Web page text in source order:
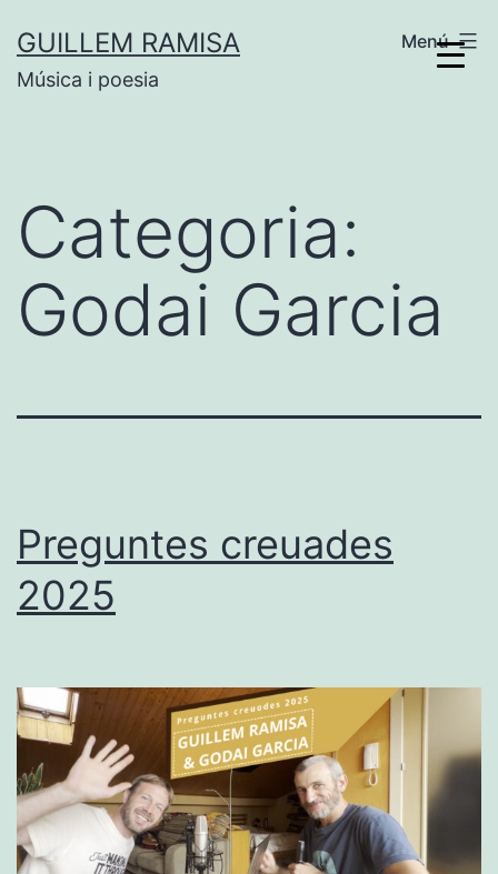
contingut
GUILLEM RAMISA
Música i poesia
Menú
Categoria:
Godai Garcia
Preguntes creuades
2025